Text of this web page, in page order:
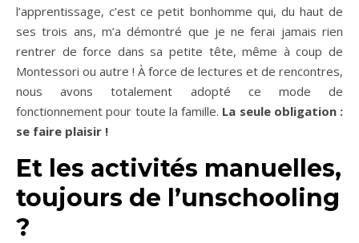
l’apprentissage, c’est ce petit bonhomme qui, du haut de
ses trois ans, m’a démontré que je ne ferai jamais rien
rentrer de force dans sa petite tête, même à coup de
Montessori ou autre ! À force de lectures et de rencontres,
nous avons totalement adopté ce mode de
fonctionnement pour toute la famille. La seule obligation :
se faire plaisir !
Et les activités manuelles,
toujours de l’unschooling
?